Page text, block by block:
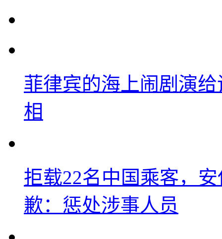
菲律宾的海上闹剧演
相
拒载22名中国乘客，
歉：惩处涉事人员